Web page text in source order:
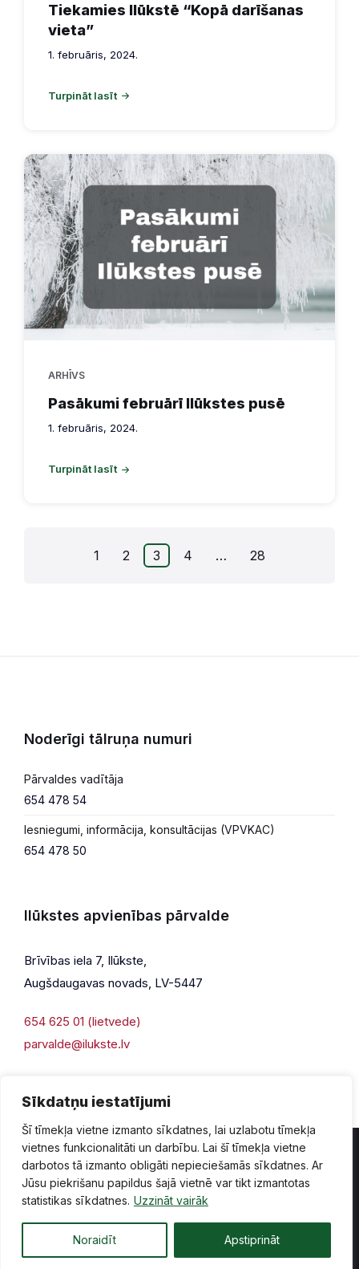
Sīkdatņu iestatījumi
Šī tīmekļa vietne izmanto sīkdatnes, lai uzlabotu tīmekļa
vietnes funkcionalitāti un darbību. Lai šī tīmekļa vietne
darbotos tā izmanto obligāti nepieciešamās sīkdatnes. Ar
Jūsu piekrišanu papildus šajā vietnē var tikt izmantotas
statistikas sīkdatnes. Uzzināt vairāk
Noraidīt Apstiprināt
Tiekamies Ilūkstē “Kopā darīšanas
vieta”
1. februāris, 2024.
Turpināt lasīt
ARHĪVS
Pasākumi februārī Ilūkstes pusē
1. februāris, 2024.
Turpināt lasīt
1 2 3 4 … 28
Noderīgi tālruņa numuri
Pārvaldes vadītāja
654 478 54
Iesniegumi, informācija, konsultācijas (VPVKAC)
654 478 50
Ilūkstes apvienības pārvalde
Brīvības iela 7, Ilūkste,
Augšdaugavas novads, LV-5447
654 625 01 (lietvede)
parvalde@ilukste.lv
Privātuma politika Piekļūstamība
Lapas karte
© 2026 Ilūkste, publicētā satura visas tiesības aizsargātas.